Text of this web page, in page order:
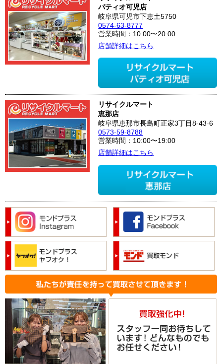
パティオ可児店
岐阜県可児市下恵土5750
0574-63-8777
営業時間：10:00〜20:00
店舗詳細はこちら
リサイクルマート
恵那店
岐阜県恵那市長島町正家3丁目8-43-6
0573-59-8788
営業時間：10:00〜19:00
店舗詳細はこちら